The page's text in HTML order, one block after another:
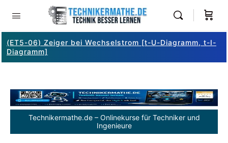
(ET5-06) Zeiger bei Wechselstrom [t-U-Diagramm, t-I-
Diagramm]
Technikermathe.de – Onlinekurse für Techniker und
Ingenieure